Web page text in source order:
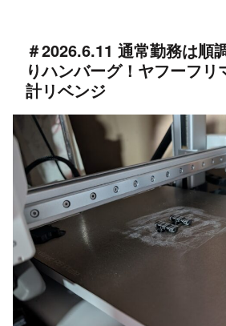
＃2026.6.11 通常勤務は順
りハンバーグ！ヤフーフリ
計リベンジ